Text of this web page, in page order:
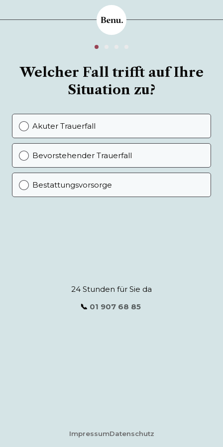
Welcher Fall trifft auf Ihre
Situation zu?
Akuter Trauerfall
Bevorstehender Trauerfall
Bestattungsvorsorge
24 Stunden für Sie da
📞 01 907 68 85
ImpressumDatenschutz